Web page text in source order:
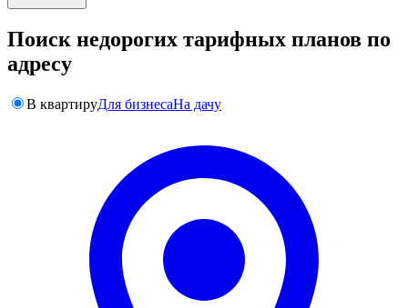
Поиск недорогих тарифных планов по
адресу
В квартируДля бизнесаНа дачу